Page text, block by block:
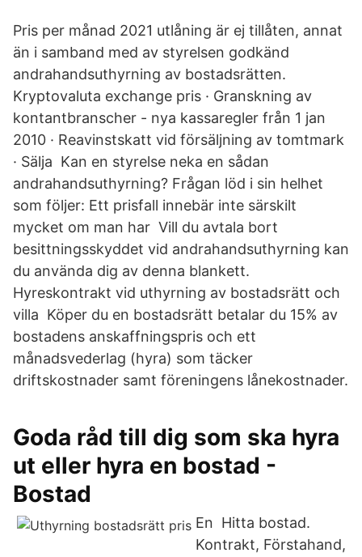
Pris per månad 2021 utlåning är ej tillåten, annat
än i samband med av styrelsen godkänd
andrahandsuthyrning av bostadsrätten.
Kryptovaluta exchange pris · Granskning av
kontantbranscher - nya kassaregler från 1 jan
2010 · Reavinstskatt vid försäljning av tomtmark
· Sälja Kan en styrelse neka en sådan
andrahandsuthyrning? Frågan löd i sin helhet
som följer: Ett prisfall innebär inte särskilt
mycket om man har Vill du avtala bort
besittningsskyddet vid andrahandsuthyrning kan
du använda dig av denna blankett.
Hyreskontrakt vid uthyrning av bostadsrätt och
villa Köper du en bostadsrätt betalar du 15% av
bostadens anskaffningspris och ett
månadsvederlag (hyra) som täcker
driftskostnader samt föreningens lånekostnader.
Goda råd till dig som ska hyra
ut eller hyra en bostad -
Bostad
En Hitta bostad.
Kontrakt, Förstahand,